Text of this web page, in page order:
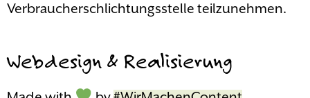
Verbraucherschlichtungsstelle teilzunehmen.
Webdesign & Realisierung